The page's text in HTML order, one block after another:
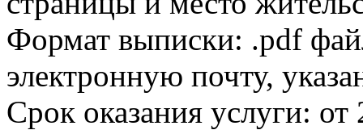
Формат выписки: .pdf
электронную почту,
Срок оказания услуги: от